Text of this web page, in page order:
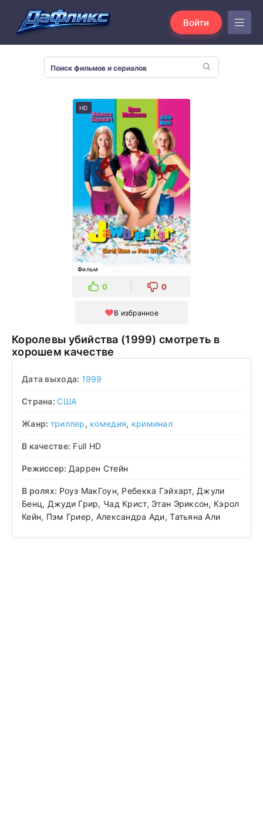
Войти
HD
Фильм
0 0
В избранное
Королевы убийства (1999) смотреть в
хорошем качестве
Дата выхода: 1999
Страна:США
Жанр: триллер, комедия, криминал
В качестве: Full HD
Режиссер: Даррен Стейн
В ролях: Роуз МакГоун, Ребекка Гэйхарт, Джули
Бенц, Джуди Грир, Чад Крист, Этан Эриксон, Кэрол
Кейн, Пэм Гриер, Александра Ади, Татьяна Али